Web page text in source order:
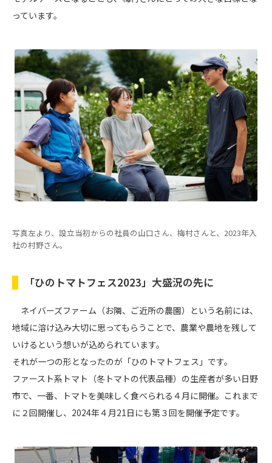
っています。
写真左より、設立当初からの社員の山口さん、梅村さんと、2023年入
社の村野さん。
「ひのトマトフェス2023」大盛況の先に
ネイバーズファーム（お隣、ご近所の農園）という名前には、
地域に溶け込み大切に思ってもらうことで、農業や農地を残して
いけるという想いが込められています。
それが一つの形となったのが「ひのトマトフェス」です。
ファースト系トマト（冬トマトの代表品種）の生産者が多い日野
市で、一番、トマトを美味しく食べられる４月に開催。これまで
に２回開催し、2024年４月21日にも第３回を開催予定です。